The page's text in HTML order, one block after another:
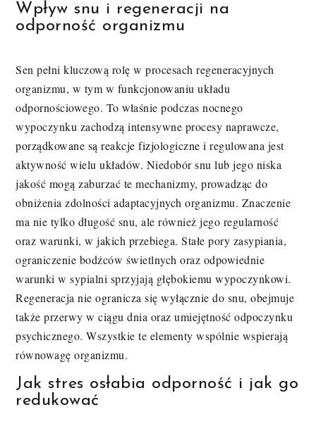
Wpływ snu i regeneracji na
odporność organizmu
Sen pełni kluczową rolę w procesach regeneracyjnych
organizmu, w tym w funkcjonowaniu układu
odpornościowego. To właśnie podczas nocnego
wypoczynku zachodzą intensywne procesy naprawcze,
porządkowane są reakcje fizjologiczne i regulowana jest
aktywność wielu układów. Niedobór snu lub jego niska
jakość mogą zaburzać te mechanizmy, prowadząc do
obniżenia zdolności adaptacyjnych organizmu. Znaczenie
ma nie tylko długość snu, ale również jego regularność
oraz warunki, w jakich przebiega. Stałe pory zasypiania,
ograniczenie bodźców świetlnych oraz odpowiednie
warunki w sypialni sprzyjają głębokiemu wypoczynkowi.
Regeneracja nie ogranicza się wyłącznie do snu, obejmuje
także przerwy w ciągu dnia oraz umiejętność odpoczynku
psychicznego. Wszystkie te elementy wspólnie wspierają
równowagę organizmu.
Jak stres osłabia odporność i jak go
redukować